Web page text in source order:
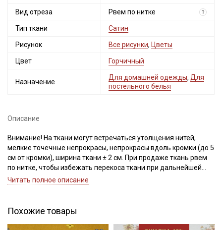
Вид отреза Рвем по нитке ?
Тип ткани Сатин
Рисунок Все рисунки, Цветы
Цвет Горчичный
Назначение
Для домашней одежды, Для
постельного белья
Описание
Внимание! На ткани могут встречаться утолщения нитей,
мелкие точечные непрокрасы, непрокрасы вдоль кромки (до 5
см от кромки), ширина ткани ± 2 см. При продаже ткань рвем
по нитке, чтобы избежать перекоса ткани при дальнейшей
обработке.
Сатин – это хлопковый материал из крученой нити двойного
плетения, благодаря особому плетению нитей имеет гладкую,
блестящую лицевую поверхность и шероховатую, плотную
Читать полное описание
Похожие товары
Мы публикуем здесь дополнительные